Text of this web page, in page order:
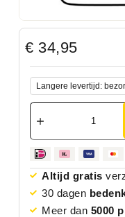
€ 34,95
Langere levertijd:
Altijd gratis
30 dagen
Meer dan 5000